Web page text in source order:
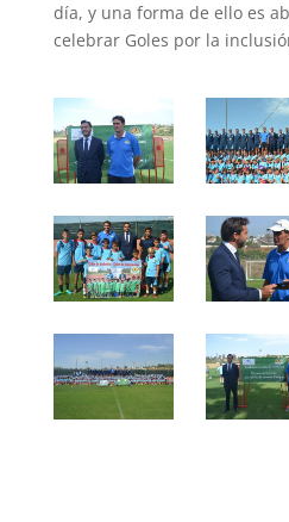
día, y una forma de ello es
celebrar Goles por la